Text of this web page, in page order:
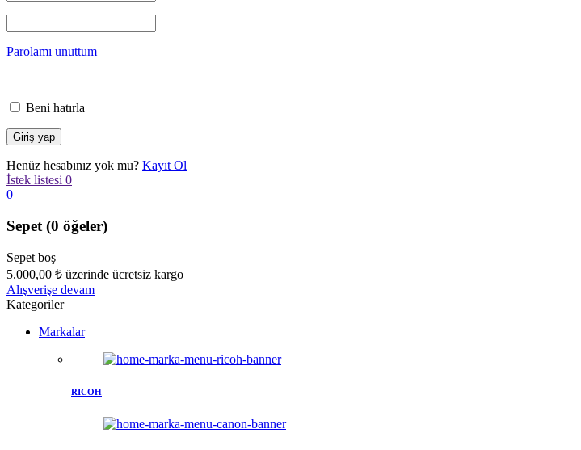
Parolamı unuttum
Beni hatırla
Henüz hesabınız yok mu? Kayıt Ol
İstek listesi 0
0
Sepet (0 öğeler)
Sepet boş
5.000,00 ₺ üzerinde ücretsiz kargo
Alışverişe devam
Kategoriler
Markalar
RICOH